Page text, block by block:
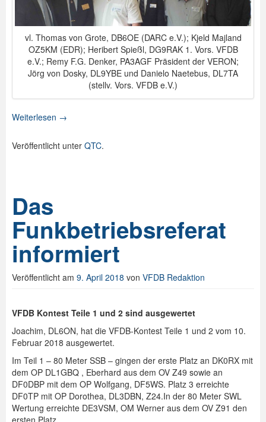
vl. Thomas von Grote, DB6OE (DARC e.V.); Kjeld Majland
OZ5KM (EDR); Heribert Spießl, DG9RAK 1. Vors. VFDB
e.V.; Remy F.G. Denker, PA3AGF Präsident der VERON;
Jörg von Dosky, DL9YBE und Danielo Naetebus, DL7TA
(stellv. Vors. VFDB e.V.)
Weiterlesen →
Veröffentlicht unter QTC.
Das
Funkbetriebsreferat
informiert
Veröffentlicht am 9. April 2018 von VFDB Redaktion
VFDB Kontest Teile 1 und 2 sind ausgewertet
Joachim, DL6ON, hat die VFDB-Kontest Teile 1 und 2 vom 10.
Februar 2018 ausgewertet.
Im Teil 1 – 80 Meter SSB – gingen der erste Platz an DK0RX mit
dem OP DL1GBQ , Eberhard aus dem OV Z49 sowie an
DF0DBP mit dem OP Wolfgang, DF5WS. Platz 3 erreichte
DF0TP mit OP Dorothea, DL3DBN, Z24.In der 80 Meter SWL
Wertung erreichte DE3VSM, OM Werner aus dem OV Z91 den